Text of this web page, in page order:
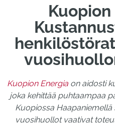
Kuopion
Kuopion Energia on aidosti
joka kehittää puhtaampaa
Kuopiossa
vuosihuollot vaativat